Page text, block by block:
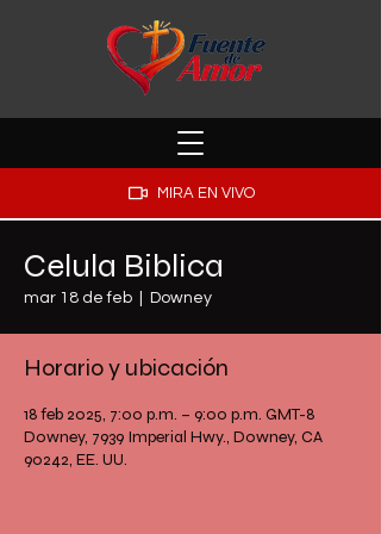
MIRA EN VIVO
Celula Biblica
mar 18 de feb Downey
Horario y ubicación
18 feb 2025, 7:00 p.m. – 9:00 p.m. GMT-8
Downey, 7939 Imperial Hwy., Downey, CA
90242, EE. UU.